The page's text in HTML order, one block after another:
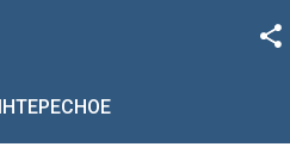
Google+